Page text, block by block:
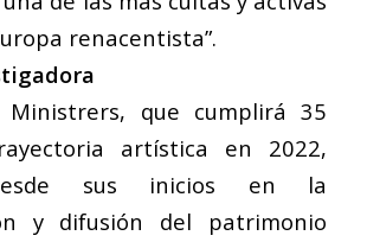
renacentista”.
Ministrers, que cumplirá 35
artística en 2022,
sus inicios en la
y difusión del patrimonio